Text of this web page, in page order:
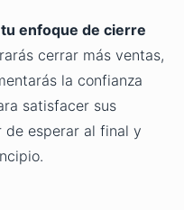
enfoque de cierre
cerrar más ventas,
la confianza
satisfacer sus
de esperar al final y